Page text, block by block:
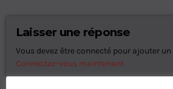
Laisser une réponse
Vous devez être connecté pour ajouter
Connectez-vous maintenant